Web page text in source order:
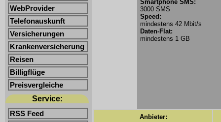
WebProvider
Telefonauskunft
Versicherungen
Krankenversicherung
Reisen
Billigflüge
Preisvergleiche
Service:
RSS Feed
Smartphone SMS:
3000 SMS
Speed:
mindestens 42 Mbit/s
Daten-Flat:
mindestens 1 GB
Anbieter: